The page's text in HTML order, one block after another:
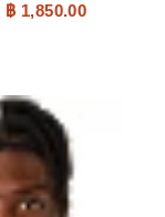
฿ 1,850.00